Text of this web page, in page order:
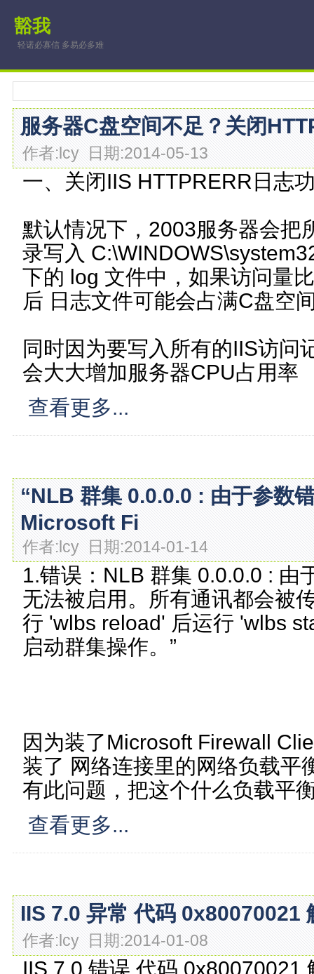
豁我
轻诺必寡信 多易必多难
服务器C盘空间不足？关闭
作者:lcy 日期:2014-05-13
一、关闭IIS HTTPRERR日志
默认情况下，2003服务器会把
录写入
下的 log 文件中，如果访问量
后 日志文件可能会占满C盘空
同时因为要写入所有的IIS访问
会大大增加服务器CPU占用率
查看更多...
“NLB 群集 0.0.0.0 : 由于参数
Microsoft Fi
作者:lcy 日期:2014-01-14
1.错误：NLB 群集 0.0.0.0 : 由
无法被启用。所有通讯都会被
行 'wlbs reload' 后运行 'wlbs
启动群集操作。”
因为装了Microsoft Firewall
装了 网络连接里的网络负载平
有此问题，把这个什么负载平
查看更多...
IIS 7.0 异常 代码 0x80070021
作者:lcy 日期:2014-01-08
IIS 7.0 错误 代码 0x80070021